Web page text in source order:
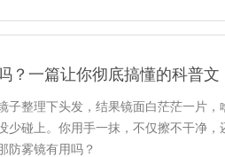
？一篇让你彻底搞懂的科普文
子整理下头发，结果镜面白茫茫一片，
碰上。你用手一抹，不仅擦不干净，
防雾镜有用吗？